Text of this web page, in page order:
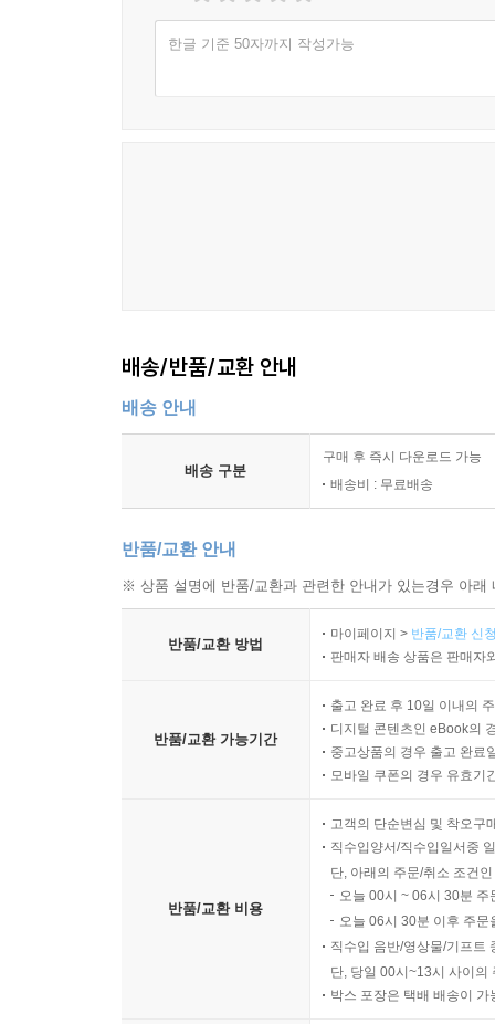
국가 개입의 한계
국가기관과 종교의 관계
공공정책과 종교적 가치의 영향
공공장소에서의 종교행사
종교시설과 지역사회 갈등
언론과 문화 영역에서의 종교 표현
9장 종교의 자유와 충돌하는 문제들
표현의 자유와의 충돌
10장 종교의 자유를 판단하는 기준
보호되는 행위의 성격
한글 기준 50자까지 작성가능
배송/반품/교환 안내
배송 안내
배송 구분
구매 후 즉시 다운로드 가능
배송비 : 무료배송
반품/교환 안내
※ 상품 설명에 반품/교환과 관련한 안내가 있는경우 아
반품/교환 방법
마이페이지 > 반품/교환 신
판매자 배송 상품은 판매자
반품/교환 가능기간
출고 완료 후 10일 이내의
디지털 콘텐츠인 eBook의
중고상품의 경우 출고 완료
모바일 쿠폰의 경우 유효기
반품/교환 비용
고객의 단순변심 및 착오구
직수입양서/직수입일서중
단, 아래의 주문/취소 조건
오늘 00시 ~ 06시 30분
오늘 06시 30분 이후 주
직수입 음반/영상물/기프트
단, 당일 00시~13시 사이의
박스 포장은 택배 배송이